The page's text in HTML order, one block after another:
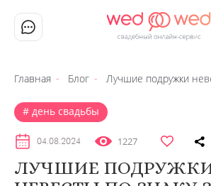
Главная Блог Лучшие подружки
день свадьбы
04.08.2024 1227
ЛУЧШИЕ